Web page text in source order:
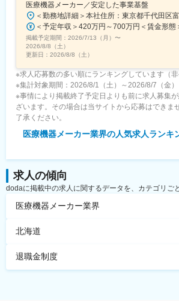
医療機器メーカー／安定した事業基盤
掲載予定期間： 2026/7/13（月） 〜
2026/8/8（土）
更新日： 2026/8/8（土）
※求人応募数の多い順にランキングしています（非
※集計対象期間：2026/8/1（土）～2026/8/7（金）
※事情により掲載終了予定日よりも前に求人募集
ざいます。その場合は当サイトから応募はできま
了承ください。
医療機器メーカー業界の人気求人ランキ
求人の傾向
dodaに掲載中の求人に関するデータを、カテゴリご
医療機器メーカー業界
北海道
退職金制度